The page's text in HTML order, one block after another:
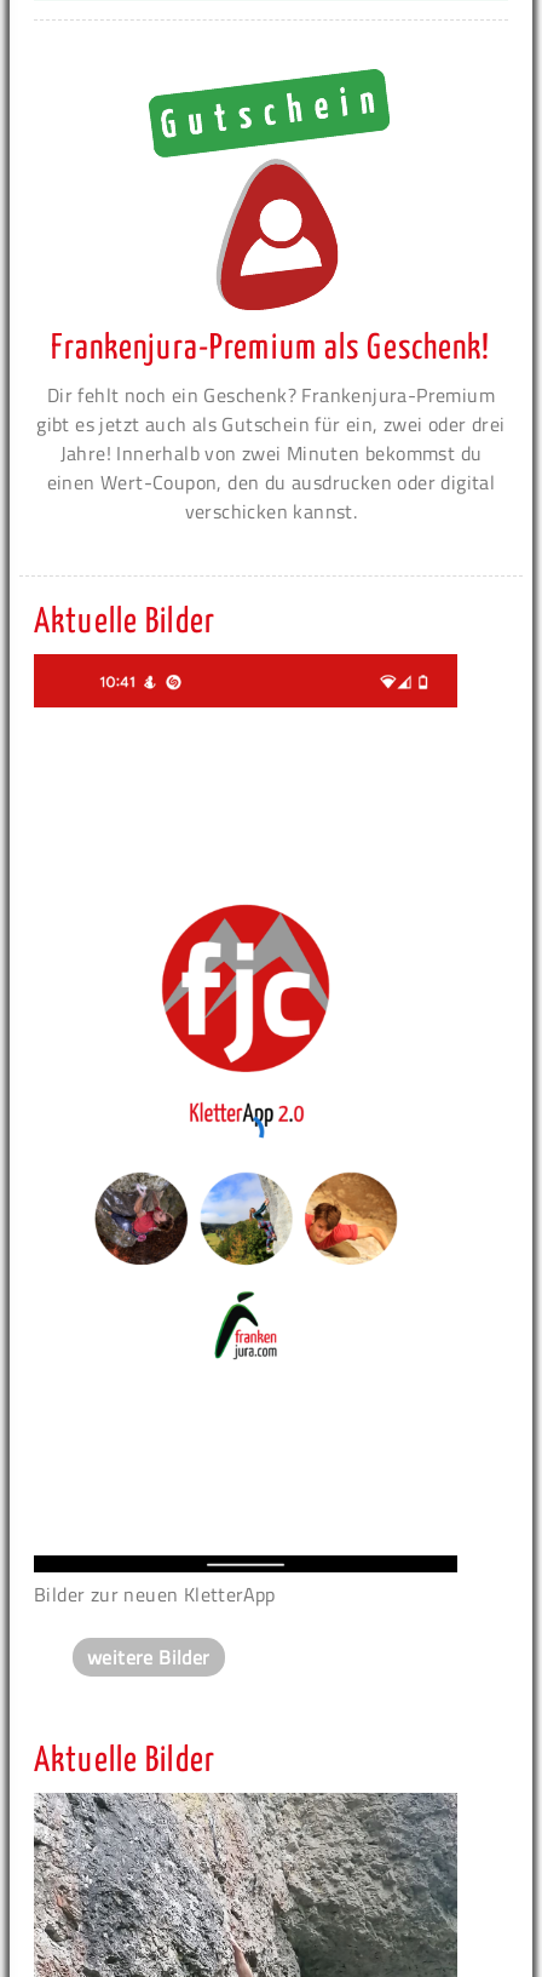
Frankenjura-Premium als Geschenk!
Dir fehlt noch ein Geschenk? Frankenjura-Premium
gibt es jetzt auch als Gutschein für ein, zwei oder drei
Jahre! Innerhalb von zwei Minuten bekommst du
einen Wert-Coupon, den du ausdrucken oder digital
verschicken kannst.
Aktuelle Bilder
Bilder zur neuen KletterApp
weitere Bilder
Aktuelle Bilder